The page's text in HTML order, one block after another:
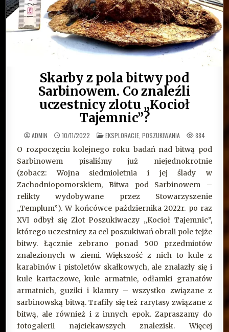
Skarby z pola bitwy pod
Sarbinowem. Co znaleźli
uczestnicy zlotu „Kocioł
Tajemnic”?
ADMIN 10/11/2022 OPUBLIKOWANE
W
EKSPLORACJE, POSZUKIWANIA 884
O rozpoczęciu kolejnego roku badań nad bitwą pod
Sarbinowem pisaliśmy już niejednokrotnie
(zobacz:Wojna siedmioletnia i jej ślady w
Zachodniopomorskiem, Bitwa pod Sarbinowem –
relikty wydobywane przez Stowarzyszenie
„Templum”). W końcówce października 2022r. po raz
XVI odbył się Zlot Poszukiwaczy „Kocioł Tajemnic”,
którego uczestnicy za cel poszukiwań obrali pole tejże
bitwy. Łącznie zebrano ponad 500 przedmiotów
znalezionych w ziemi. Większość z nich to kule z
karabinów i pistoletów skałkowych, ale znalazły się i
kule kartaczowe, kule armatnie, odłamki granatów
armatnich, guziki i klamry – wszystko związane z
sarbinowską bitwą. Trafiły się też rarytasy związane z
bitwą, ale również i z innych epok. Zapraszamy do
fotogalerii najciekawszych znalezisk. Więcej